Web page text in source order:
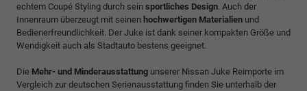
echtem Coupé Styling durch sein sportliches Design . Auch der
Innenraum überzeugt mit seinen hochwertigen Materialien und
Bedienerfreundlichkeit. Der Juke ist dank seiner kompakten Größe und
Wendigkeit auch als Stadtauto bestens geeignet.
Die Mehr- und Minderausstattung unserer Nissan Juke Reimporte im
Vergleich zur deutschen Serienausstattung finden Sie unterhalb der